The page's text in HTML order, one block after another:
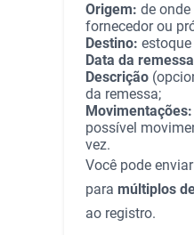
Origem: de
fornecedor ou
Destino:
Data da
Descrição
da remessa;
Movimentações:
possível
vez.
Você pode
para múltiplos
ao registro.